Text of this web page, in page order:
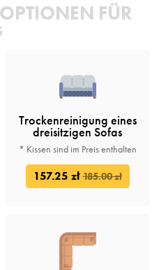
FÜR
Trockenreinigung eines
dreisitzigen Sofas
* Kissen sind im Preis enthalten
157.25 zł 185.00 zł